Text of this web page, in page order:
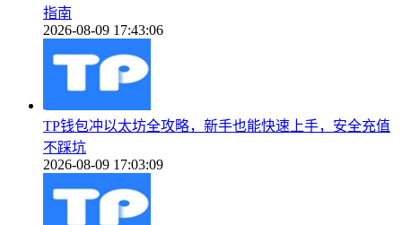
指南
2026-08-09 17:43:06
TP钱包冲以太坊全攻略，新手也能快速上手，安全充值
不踩坑
2026-08-09 17:03:09